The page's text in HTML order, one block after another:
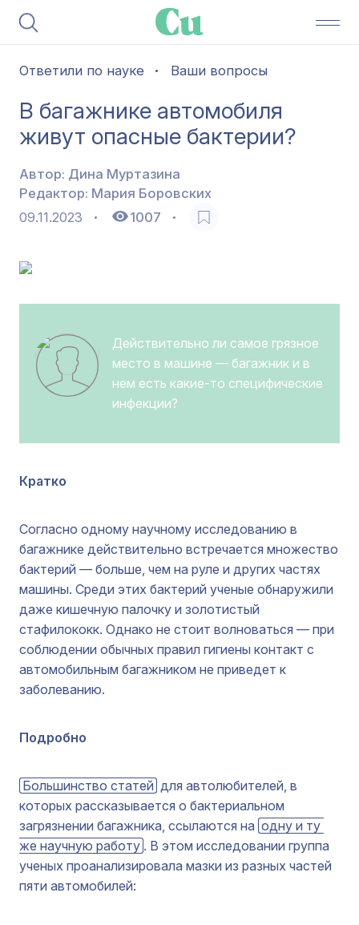
Ответили по науке Ваши вопросы
В багажнике автомобиля
живут опасные бактерии?
Автор: Дина Муртазина
Редактор: Мария Боровских
09.11.2023
1007
Действительно ли самое грязное
место в машине — багажник и в
нем есть какие-то специфические
инфекции?
Кратко
Согласно одному научному исследованию в
багажнике действительно встречается множество
бактерий — больше, чем на руле и других частях
машины. Среди этих бактерий ученые обнаружили
даже кишечную палочку и золотистый
стафилококк. Однако не стоит волноваться — при
соблюдении обычных правил гигиены контакт с
автомобильным багажником не приведет к
заболеванию.
Подробно
Большинство статей для автолюбителей, в
которых рассказывается о бактериальном
загрязнении багажника, ссылаются на одну и ту
же научную работу . В этом исследовании группа
ученых проанализировала мазки из разных частей
пяти автомобилей: